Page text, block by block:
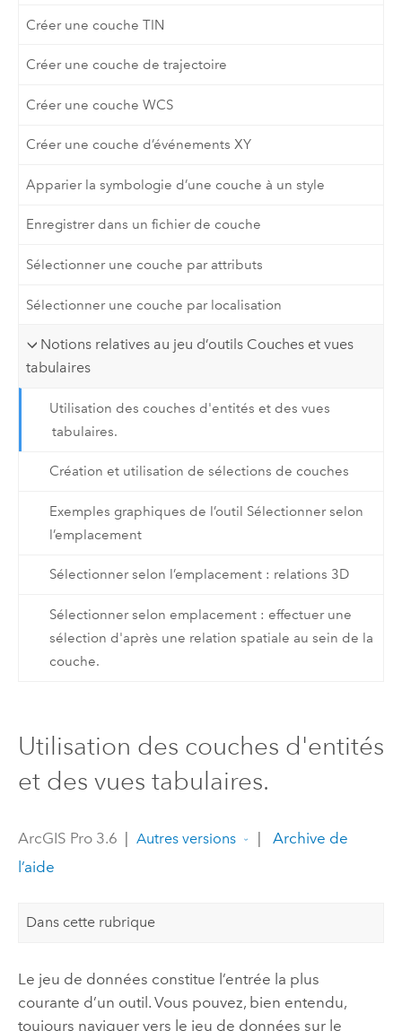
Créer une couche TIN
Créer une couche de trajectoire
Créer une couche WCS
Créer une couche d’événements XY
Apparier la symbologie d’une couche à un style
Enregistrer dans un fichier de couche
Sélectionner une couche par attributs
Sélectionner une couche par localisation
Notions relatives au jeu d’outils Couches et vues
tabulaires
Utilisation des couches d'entités et des vues
tabulaires.
Création et utilisation de sélections de couches
Exemples graphiques de l’outil Sélectionner selon
l’emplacement
Sélectionner selon l’emplacement : relations 3D
Sélectionner selon emplacement : effectuer une
sélection d'après une relation spatiale au sein de la
couche.
Utilisation des couches d'entités
et des vues tabulaires.
ArcGIS Pro 3.6 Autres versions
Archive de
l’aide
Dans cette rubrique
Le jeu de données constitue l’entrée la plus
courante d’un outil. Vous pouvez, bien entendu,
toujours naviguer vers le jeu de données sur le